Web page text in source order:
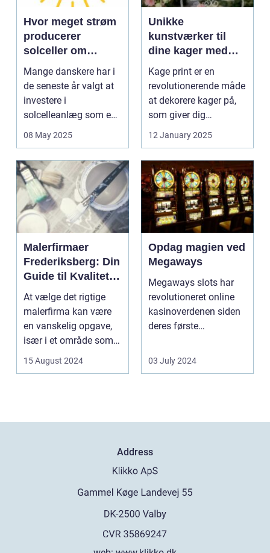
Hvor meget strøm
producerer
solceller om
vinteren?
Mange danskere har i
de seneste år valgt at
investere i
solcelleanlæg som en
bæred...
08 May 2025
Unikke
kunstværker til
dine kager med
kage print
Kage print er en
revolutionerende måde
at dekorere kager på,
som giver dig
mulighed for ...
12 January 2025
Malerfirmaer
Frederiksberg: Din
Guide til Kvalitet
og Service
At vælge det rigtige
malerfirma kan være
en vanskelig opgave,
især i et område som
Frederiksberg, hv...
15 August 2024
Opdag magien ved
Megaways
Megaways slots har
revolutioneret online
kasinoverdenen siden
deres første
spillea...
03 July 2024
Address